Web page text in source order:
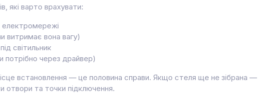
які варто врахувати:
електромережі
витримає вона вагу)
світильник
потрібно через драйвер)
встановлення — це половина справи. Якщо стеля ще не зібрана —
отвори та точки підключення.